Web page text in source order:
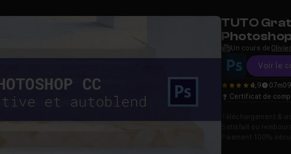
TUTO
Un cours de
Voir le
4.9473684210526
4,9 07m09
Certificat de